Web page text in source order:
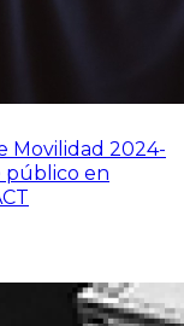
Movilidad 2024-
público en